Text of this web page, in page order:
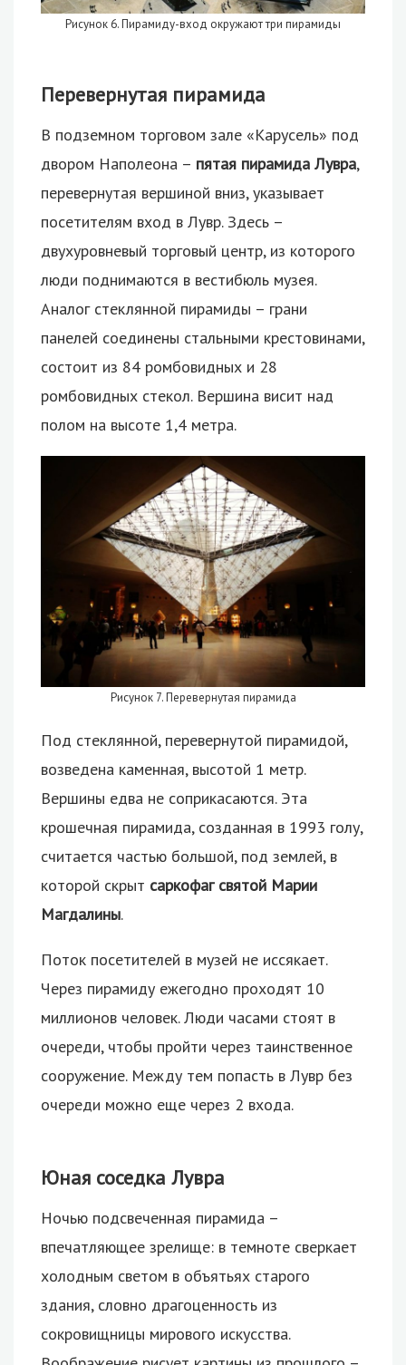
Рисунок 6. Пирамиду-вход окружают три пирамиды
Перевернутая пирамида
В подземном торговом зале «Карусель» под
двором Наполеона – пятая пирамида Лувра,
перевернутая вершиной вниз, указывает
посетителям вход в Лувр. Здесь –
двухуровневый торговый центр, из которого
люди поднимаются в вестибюль музея.
Аналог стеклянной пирамиды – грани
панелей соединены стальными крестовинами,
состоит из 84 ромбовидных и 28
ромбовидных стекол. Вершина висит над
полом на высоте 1,4 метра.
Рисунок 7. Перевернутая пирамида
Под стеклянной, перевернутой пирамидой,
возведена каменная, высотой 1 метр.
Вершины едва не соприкасаются. Эта
крошечная пирамида, созданная в 1993 голу,
считается частью большой, под землей, в
которой скрыт саркофаг святой Марии
Магдалины.
Поток посетителей в музей не иссякает.
Через пирамиду ежегодно проходят 10
миллионов человек. Люди часами стоят в
очереди, чтобы пройти через таинственное
сооружение. Между тем попасть в Лувр без
очереди можно еще через 2 входа.
Юная соседка Лувра
Ночью подсвеченная пирамида –
впечатляющее зрелище: в темноте сверкает
холодным светом в объятьях старого
здания, словно драгоценность из
сокровищницы мирового искусства.